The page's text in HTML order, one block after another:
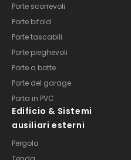
Porte scorrevoli
Porte bifold
Porte tascabili
Porte pieghevoli
Porte a botte
Porte del garage
Porta in PVC
Edificio & Sistemi
ausiliari esterni
Pergola